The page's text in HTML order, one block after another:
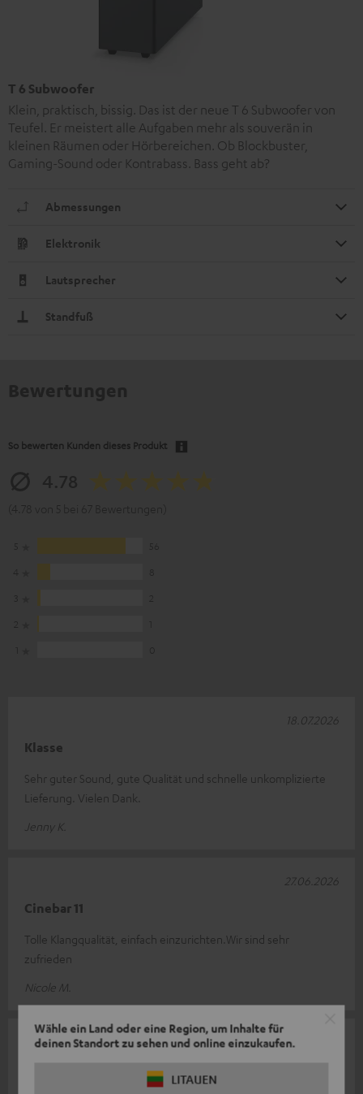
Wähle ein Land oder eine Region, um Inhalte für
deinen Standort zu sehen und online einzukaufen.
LITAUEN
T 6 Subwoofer
Klein, praktisch, bissig. Das ist der neue T 6 Subwoofer von
Teufel. Er meistert alle Aufgaben mehr als souverän in
kleinen Räumen oder Hörbereichen. Ob Blockbuster,
Gaming-Sound oder Kontrabass. Bass geht ab?
Abmessungen
Elektronik
Lautsprecher
Standfuß
So bewerten Kunden dieses Produkt
Klasse
Sehr guter Sound, gute Qualität und schnelle unkomplizierte
Lieferung. Vielen Dank.
Jenny K.
18.07.2026
Cinebar 11
Tolle Klangqualität, einfach einzurichten.Wir sind sehr
zufrieden
Nicole M.
27.06.2026
21.06.2026